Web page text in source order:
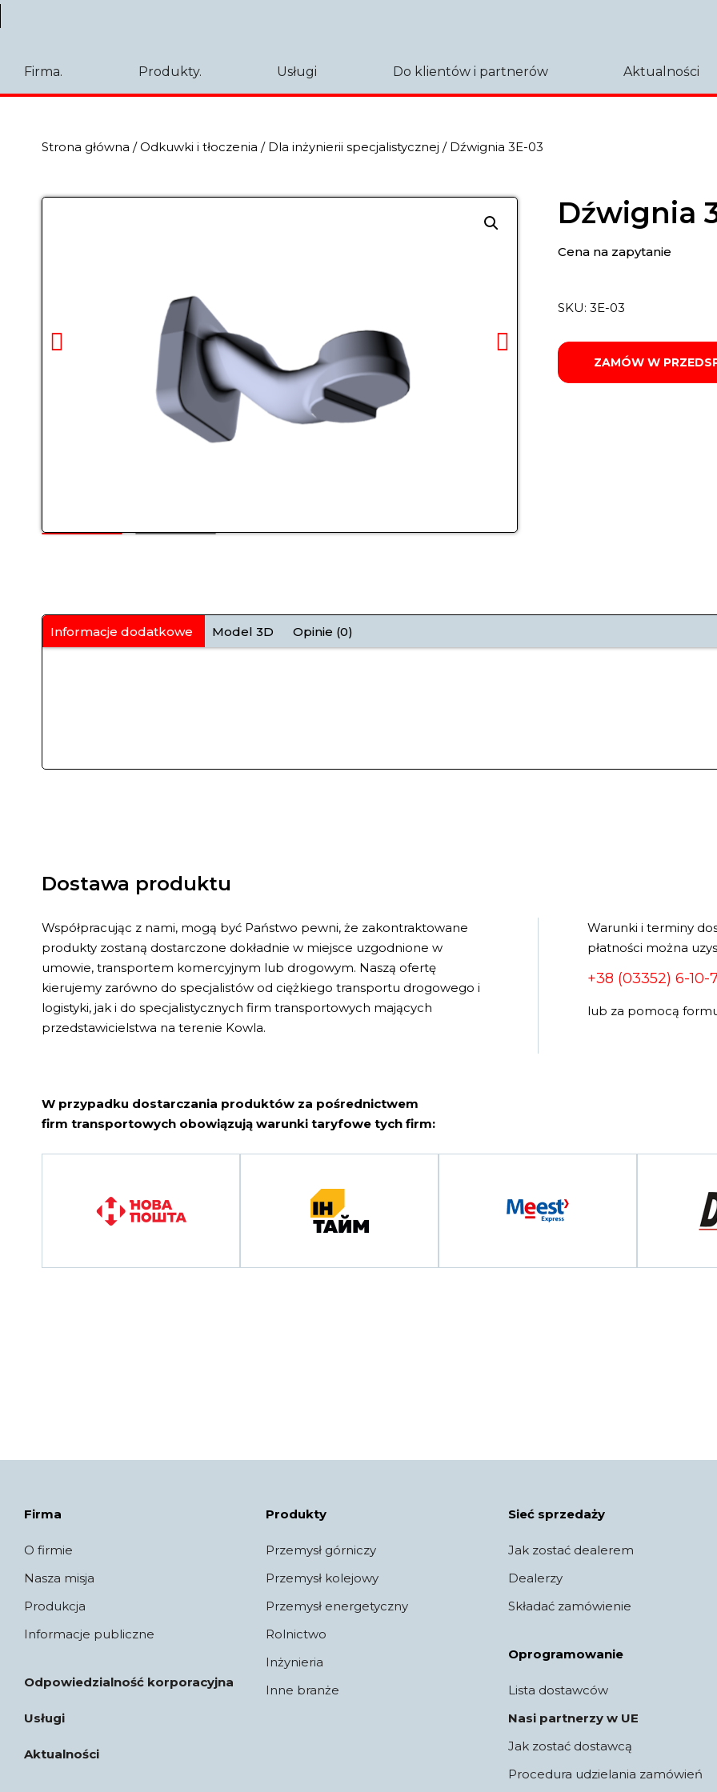
Firma. Produkty. Usługi Do klientów i partnerów Aktualności
Strona główna /Odkuwki i tłoczenia / Dla inżynierii specjalistycznej / Dźwignia 3E-03
Dźwignia
Cena na zapytanie
SKU: 3Е-03
ZAMÓW W
Informacje dodatkowe Model 3D Opinie (0)
Dostawa produktu
Współpracując z nami, mogą być Państwo pewni, że zakontraktowane
produkty zostaną dostarczone dokładnie w miejsce uzgodnione w
umowie, transportem komercyjnym lub drogowym. Naszą ofertę
kierujemy zarówno do specjalistów od ciężkiego transportu drogowego i
logistyki, jak i do specjalistycznych firm transportowych mających
przedstawicielstwa na terenie Kowla.
Warunki i terminy
płatności można
+38 (03352) 6-10-
lub za pomocą
W przypadku dostarczania produktów za pośrednictwem
firm transportowych obowiązują warunki taryfowe tych firm:
Firma
O firmie
Nasza misja
Produkcja
Informacje publiczne
Odpowiedzialność korporacyjna
Usługi
Aktualności
Produkty
Przemysł górniczy
Przemysł kolejowy
Przemysł energetyczny
Rolnictwo
Inżynieria
Inne branże
Sieć sprzedaży
Jak zostać dealerem
Dealerzy
Składać zamówienie
Oprogramowanie
Lista dostawców
Nasi partnerzy w UE
Jak zostać dostawcą
Procedura udzielania zamówień